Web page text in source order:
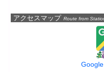
アクセスマップ Route from